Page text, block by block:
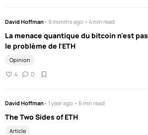
David Hoffman• 9 months ago • 4 min read
La menace quantique du bitcoin n'est pas
le problème de l'ETH
Opinion
4 0
David Hoffman• 1 year ago • 6 min read
The Two Sides of ETH
Article